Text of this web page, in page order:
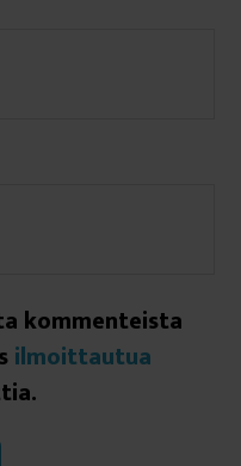
kommenteista
ilmoittautua